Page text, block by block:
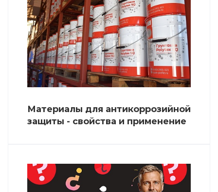
Материалы для антикоррозийной
защиты - свойства и применение